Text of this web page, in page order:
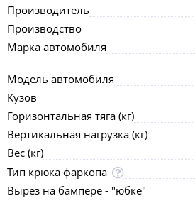
Производитель
Производство
Марка автомобиля
Модель автомобиля
Кузов
Горизонтальная тяга (кг)
Вертикальная нагрузка (кг)
Вес (кг)
Тип крюка фаркопа
Вырез на бампере - "юбке"